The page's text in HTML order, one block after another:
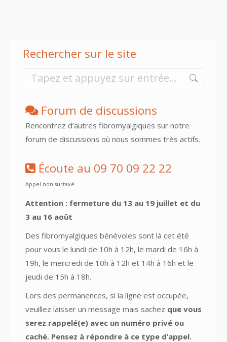
Rechercher sur le site
Forum de discussions
Rencontrez d’autres fibromyalgiques sur notre
forum de discussions où nous sommes très actifs.
Écoute au 09 70 09 22 22
Appel non surtaxé
Attention : fermeture du 13 au 19 juillet et du
3 au 16 août
Des fibromyalgiques bénévoles sont là cet été
pour vous le lundi de 10h à 12h, le mardi de 16h à
19h, le mercredi de 10h à 12h et 14h à 16h et le
jeudi de 15h à 18h.
Lors des permanences, si la ligne est occupée,
veuillez laisser un message mais sachez que vous
serez rappelé(e) avec un numéro privé ou
caché. Pensez à répondre à ce type d’appel.